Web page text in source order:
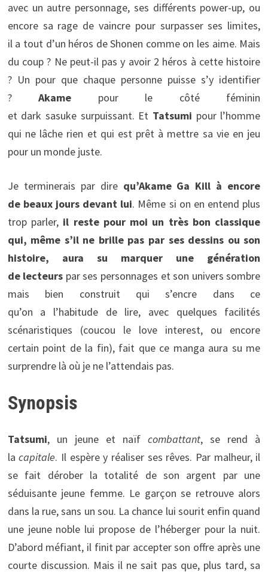
avec un autre personnage, ses différents power-up, ou
encore sa rage de vaincre pour surpasser ses limites,
il a tout d’un héros de Shonen comme on les aime. Mais
du coup ? Ne peut-il pas y avoir 2 héros à cette histoire
? Un pour que chaque personne puisse s’y identifier
?Akame pour le côté féminin
et dark sasuke surpuissant. Et Tatsumi pour l’homme
qui ne lâche rien et qui est prêt à mettre sa vie en jeu
pour un monde juste.
Je terminerais par dire qu’Akame Ga Kill à encore
de beaux jours devant lui. Même si on en entend plus
trop parler, il reste pour moi un très bon classique
qui, même s’il ne brille pas par ses dessins ou son
histoire, aura su marquer une génération
de lecteurs par ses personnages et son univers sombre
mais bien construit qui s’encre dans ce
qu’on a l’habitude de lire, avec quelques facilités
scénaristiques (coucou le love interest, ou encore
certain point de la fin), fait que ce manga aura su me
surprendre là où je ne l’attendais pas.
Synopsis
Tatsumi, un jeune et naïfcombattant, se rend à
lacapitale. Il espère y réaliser ses rêves. Par malheur, il
se fait dérober la totalité de son argent par une
séduisante jeune femme. Le garçon se retrouve alors
dans la rue, sans un sou. La chance lui sourit enfin quand
une jeune noble lui propose de l’héberger pour la nuit.
D’abord méfiant, il finit par accepter son offre après une
courte discussion. Mais il ne sait pas que, plus tard, sa